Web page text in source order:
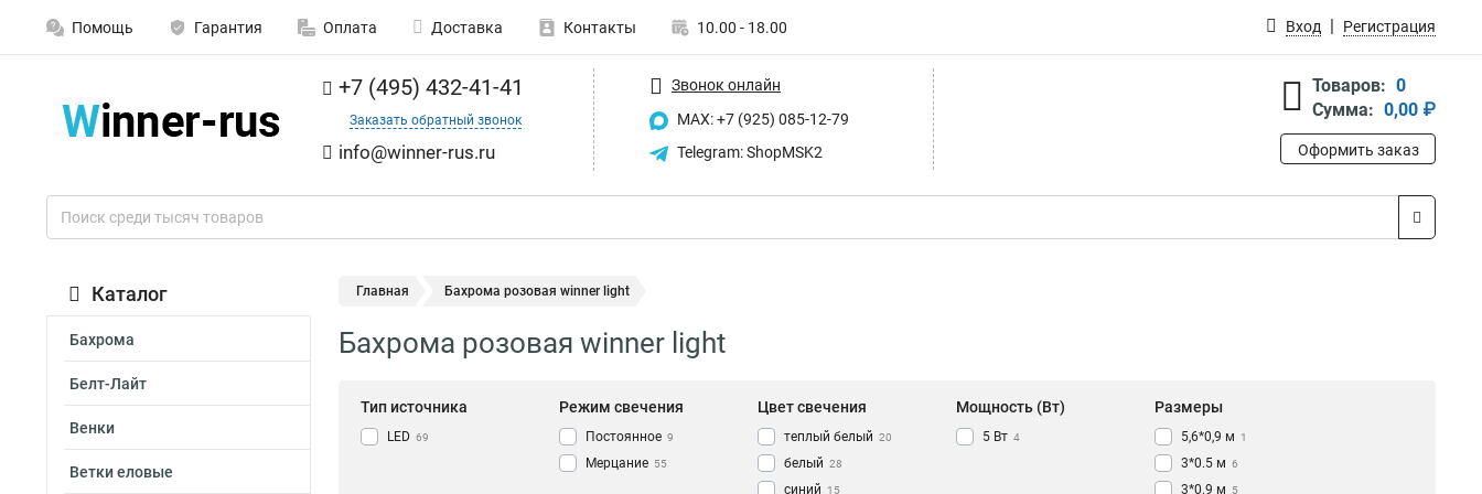
Помощь Гарантия Оплата Доставка Контакты 10.00 - 18.00 Вход Регистрация
+7 (495) 432-41-41
Заказать обратный звонок
info@winner-rus.ru
Звонок онлайн
MAX: +7 (925) 085-12-79
Telegram: ShopMSK2
Товаров: 0
Сумма: 0,00 ₽
Оформить заказ
Каталог
Бахрома
Белт-Лайт
Венки
Ветки еловые
Главная Бахрома розовая winner light
Бахрома розовая winner light
Тип источника
LED 69
Режим свечения
Постоянное 9
Мерцание 55
Цвет свечения
теплый белый 20
белый 28
синий 15
Мощность (Вт)
5 Вт 4
Размеры
5,6*0,9 м 1
3*0.5 м 6
3*0.9 м 5